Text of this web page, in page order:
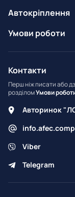
Автокріплення
Умови роботи
Контакти
Перш ніж писати або
розділомУмови
Авторинок
Viber
Telegram